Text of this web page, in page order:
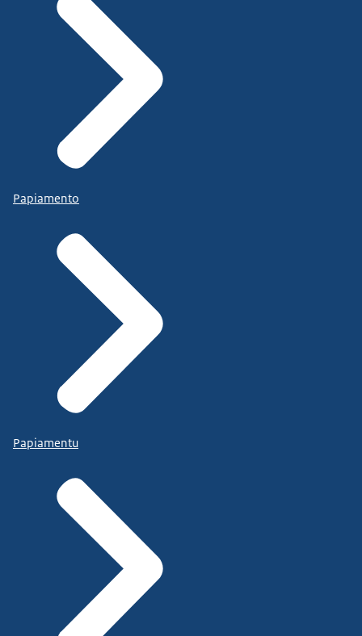
Papiamento
Papiamentu